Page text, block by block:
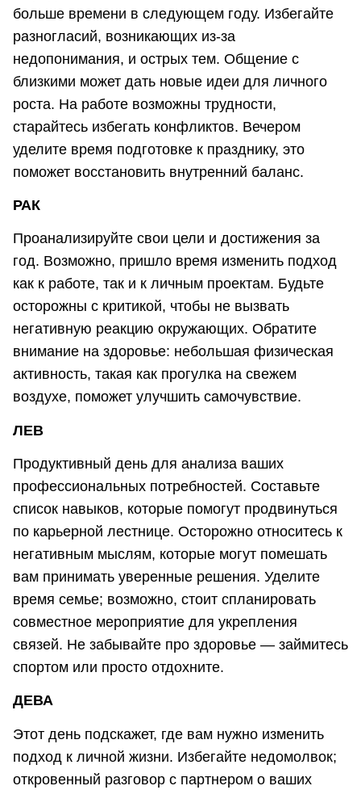
больше времени в следующем году. Избегайте
разногласий, возникающих из-за
недопонимания, и острых тем. Общение с
близкими может дать новые идеи для личного
роста. На работе возможны трудности,
старайтесь избегать конфликтов. Вечером
уделите время подготовке к празднику, это
поможет восстановить внутренний баланс.
РАК
Проанализируйте свои цели и достижения за
год. Возможно, пришло время изменить подход
как к работе, так и к личным проектам. Будьте
осторожны с критикой, чтобы не вызвать
негативную реакцию окружающих. Обратите
внимание на здоровье: небольшая физическая
активность, такая как прогулка на свежем
воздухе, поможет улучшить самочувствие.
ЛЕВ
Продуктивный день для анализа ваших
профессиональных потребностей. Составьте
список навыков, которые помогут продвинуться
по карьерной лестнице. Осторожно относитесь к
негативным мыслям, которые могут помешать
вам принимать уверенные решения. Уделите
время семье; возможно, стоит спланировать
совместное мероприятие для укрепления
связей. Не забывайте про здоровье — займитесь
спортом или просто отдохните.
ДЕВА
Этот день подскажет, где вам нужно изменить
подход к личной жизни. Избегайте недомолвок;
откровенный разговор с партнером о ваших